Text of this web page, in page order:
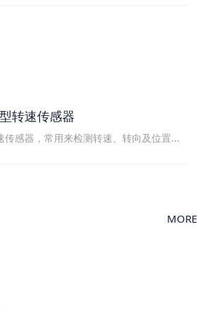
转速传感器
传感器，常用来检测转速、转向及位置...
MORE